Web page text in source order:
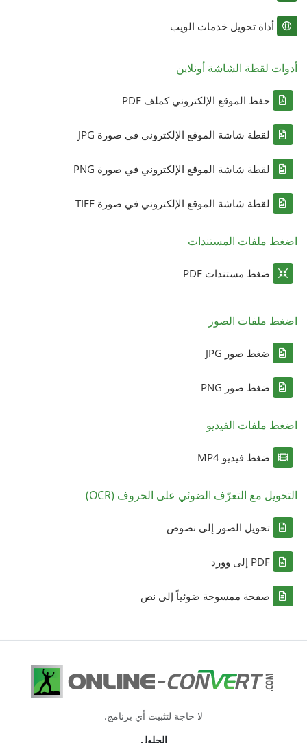
أداة تحويل خدمات الويب
أدوات لقطة الشاشة أونلاين
حفظ الموقع الإلكتروني كملف PDF
لقطة شاشة الموقع الإلكتروني في صورة JPG
لقطة شاشة الموقع الإلكتروني في صورة PNG
لقطة شاشة الموقع الإلكتروني في صورة TIFF
اضغط ملفات المستندات
ضغط مستندات PDF
اضغط ملفات الصور
ضغط صور JPG
ضغط صور PNG
اضغط ملفات الفيديو
ضغط فيديو MP4
التحويل مع التعرّف الضوئي على الحروف (OCR)
تحويل الصور إلى نصوص
PDF إلى وورد
صفحة ممسوحة ضوئياً إلى نص
لا حاجة لتثبيت أي برنامج.
الحلول